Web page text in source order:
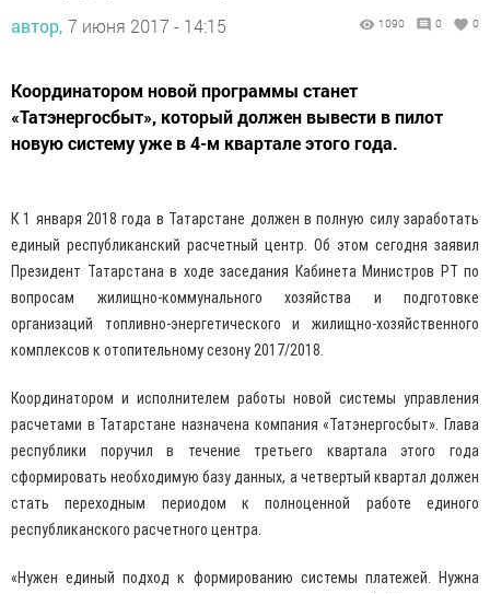
автор, 7 июня 2017 - 14:15 1090 0 0
Координатором новой программы станет
«Татэнергосбыт», который должен вывести в пилот
новую систему уже в 4-м квартале этого года.
К 1 января 2018 года в Татарстане должен в полную силу заработать
единый республиканский расчетный центр. Об этом сегодня заявил
Президент Татарстана в ходе заседания Кабинета Министров РТ по
вопросам жилищно-коммунального хозяйства и подготовке
организаций топливно-энергетического и жилищно-хозяйственного
комплексов к отопительному сезону 2017/2018.
Координатором и исполнителем работы новой системы управления
расчетами в Татарстане назначена компания «Татэнергосбыт». Глава
республики поручил в течение третьего квартала этого года
сформировать необходимую базу данных, а четвертый квартал должен
стать переходным периодом к полноценной работе единого
республиканского расчетного центра.
«Нужен единый подход к формированию системы платежей. Нужна